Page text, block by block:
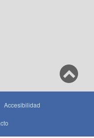
Accesibilidad